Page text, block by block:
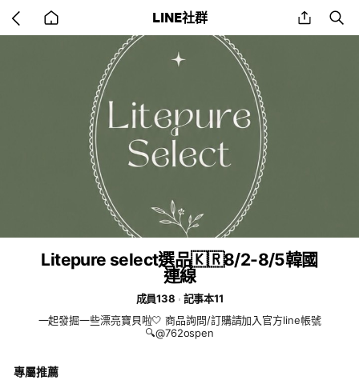
back
to
LINE社群 share
Litepure select選品🇰🇷8/2-8/5韓國
連線
成員138
記事本11
一起發掘一些漂亮寶貝啦🤍 商品詢問/訂購請加入官方line帳號
🔍@762ospen
專屬推薦